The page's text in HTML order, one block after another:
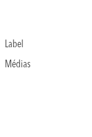
Label
Médias